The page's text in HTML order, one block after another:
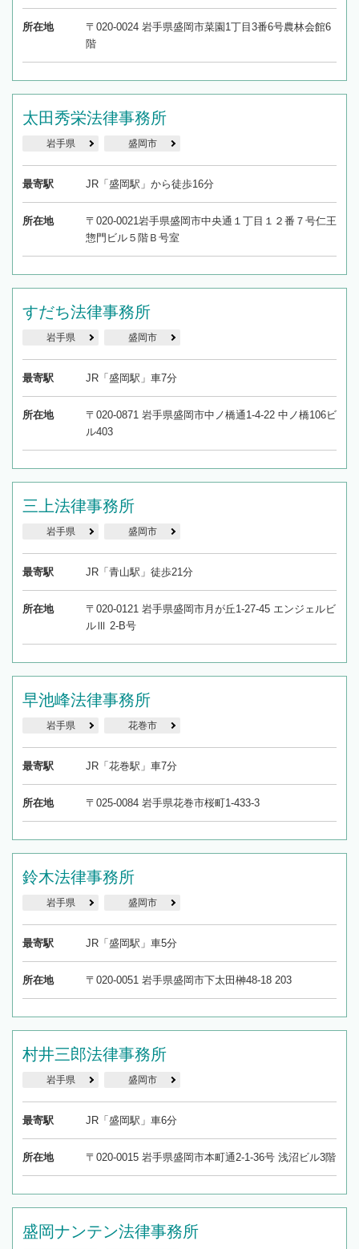
所在地
〒020-0024 岩手県盛岡市菜園1丁目3番6号農林会館6
階
太田秀栄法律事務所
岩手県 盛岡市
最寄駅 JR「盛岡駅」から徒歩16分
所在地
〒020-0021岩手県盛岡市中央通１丁目１２番７号仁王
惣門ビル５階Ｂ号室
すだち法律事務所
岩手県 盛岡市
最寄駅 JR「盛岡駅」車7分
所在地
〒020-0871 岩手県盛岡市中ノ橋通1-4-22 中ノ橋106ビ
ル403
三上法律事務所
岩手県 盛岡市
最寄駅 JR「青山駅」徒歩21分
所在地
〒020-0121 岩手県盛岡市月が丘1-27-45 エンジェルビ
ルⅢ 2-B号
早池峰法律事務所
岩手県 花巻市
最寄駅 JR「花巻駅」車7分
所在地 〒025-0084 岩手県花巻市桜町1-433-3
鈴木法律事務所
岩手県 盛岡市
最寄駅 JR「盛岡駅」車5分
所在地 〒020-0051 岩手県盛岡市下太田榊48-18 203
村井三郎法律事務所
岩手県 盛岡市
最寄駅 JR「盛岡駅」車6分
所在地 〒020-0015 岩手県盛岡市本町通2-1-36号 浅沼ビル3階
盛岡ナンテン法律事務所